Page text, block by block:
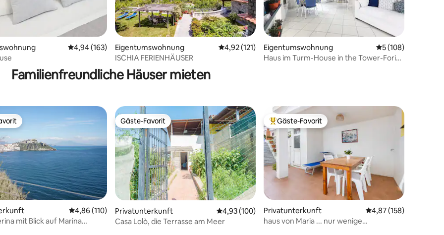
4,83 von 5, 172 Bewertungen
Durchschnittliche Bewertung: 4,94 von 5, 163 Bewertungen
4,94 (163)
Eigentumswohnung Durchschnittliche Bewertung: 4,92 von 5, 121 Bewertungen
4,92 (121)
ISCHIA FERIENHÄUSER
Eigentumswohnung Durchschnittliche
5 (108)
Haus im Turm-House in the Tower-Forio
Familienfreundliche Häuser mieten
4,94 von 5, 101 Bewertungen
Durchschnittliche Bewertung: 4,86 von 5, 110 Bewertungen
4,86 (110)
mit Blick auf Marina
Gäste-Favorit
Gäste-Favorit
Privatunterkunft Durchschnittliche Bewertung: 4,93 von 5, 100 Bewertungen
4,93 (100)
Casa Lolò, die Terrasse am Meer
Beliebter Gäste-Favorit.
Gäste-Favorit
Privatunterkunft Durchschnittliche
4,87 (158)
haus von Maria ... nur wenige